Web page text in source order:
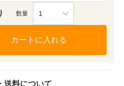
数量 1
カートに入れる
送料について